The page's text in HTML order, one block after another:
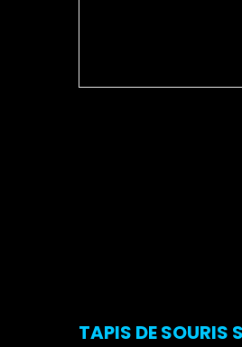
TAPIS DE SOURIS